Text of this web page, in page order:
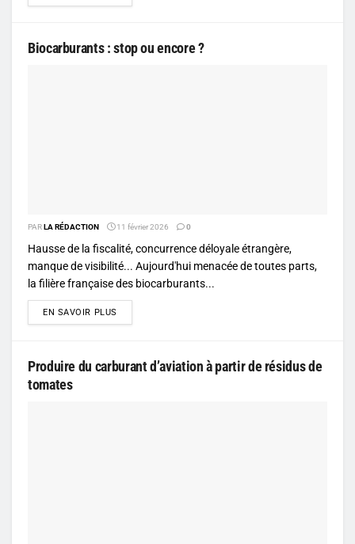
Biocarburants : stop ou encore ?
PARLA RÉDACTION 11 février 2026 0
Hausse de la fiscalité, concurrence déloyale étrangère,
manque de visibilité... Aujourd'hui menacée de toutes parts,
la filière française des biocarburants...
EN SAVOIR PLUS
Produire du carburant d’aviation à partir de résidus de
tomates